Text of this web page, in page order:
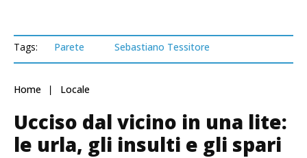
Tags: Parete Sebastiano Tessitore
Home Locale
Ucciso dal vicino in una lite:
le urla, gli insulti e gli spari